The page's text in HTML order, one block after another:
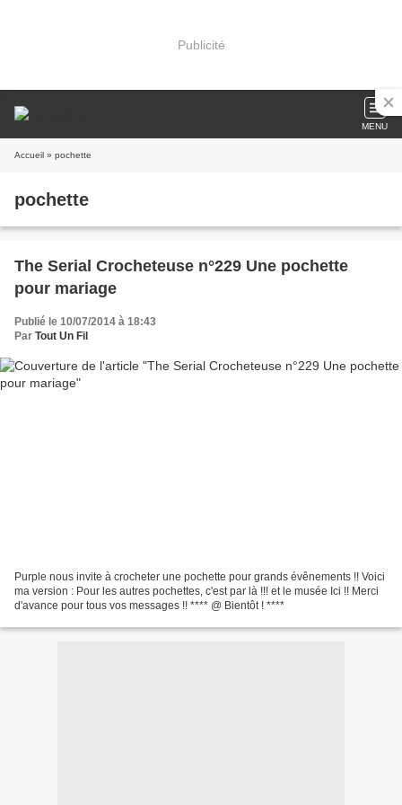
Publicité
MENU
Accueil » pochette
pochette
The Serial Crocheteuse n°229 Une pochette
pour mariage
Publié le 10/07/2014 à 18:43
Par Tout Un Fil
Purple nous invite à crocheter une pochette pour grands évênements !! Voici
ma version : Pour les autres pochettes, c'est par là !!! et le musée Ici !! Merci
d'avance pour tous vos messages !! **** @ Bientôt ! ****